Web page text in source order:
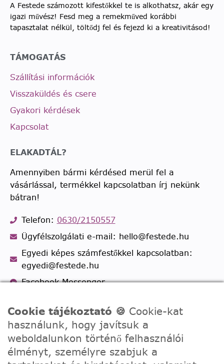
A Festede számozott kifestőkkel te is alkothatsz, akár egy
igazi művész! Fesd meg a remekműved korábbi
tapasztalat nélkül, töltődj fel és fejezd ki a kreativitásod!
TÁMOGATÁS
Szállítási információk
Visszaküldés és csere
Gyakori kérdések
Kapcsolat
ELAKADTÁL?
Amennyiben bármi kérdésed merül fel a
vásárlással, termékkel kapcsolatban írj nekünk
bátran!
Telefon: 0630/2150557
Ügyfélszolgálati e-mail: hello@festede.hu
Egyedi képes számfestőkkel kapcsolatban:
egyedi@festede.hu
Facebook Messenger
Cookie tájékoztató 🍪 Cookie-kat
használunk, hogy javítsuk a
weboldalunkon történő felhasználói
élményt, személyre szabjuk a